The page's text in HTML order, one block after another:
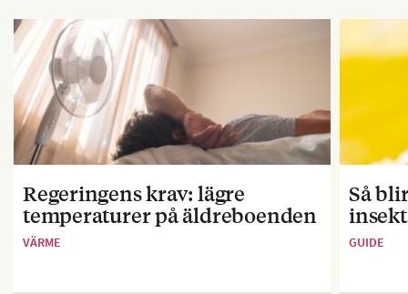
Regeringens krav: lägre
temperaturer på äldreboenden
VÄRME
Så
GUIDE